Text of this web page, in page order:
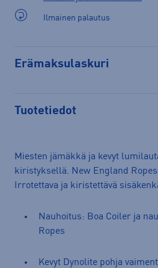
Ilmainen palautus
Erämaksulaskuri
Tuotetiedot
Miesten jämäkkä ja kevyt
kiristyksellä. New England
Irrotettava ja kiristettävä
Nauhoitus: Boa Coiler ja
Ropes
Kevyt Dynolite pohja